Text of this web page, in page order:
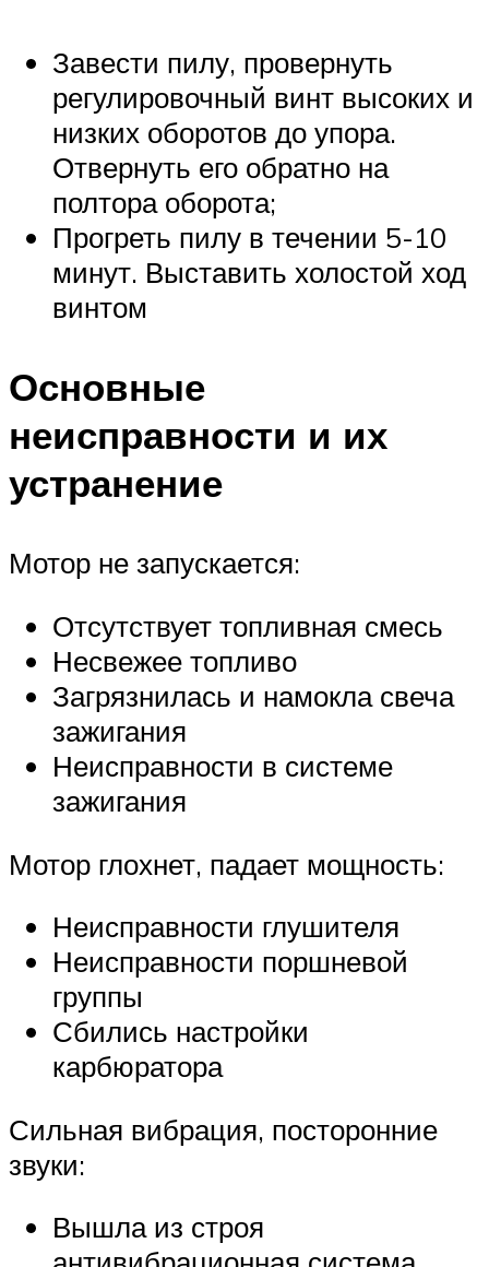
Завести пилу, провернуть
регулировочный винт высоких и
низких оборотов до упора.
Отвернуть его обратно на
полтора оборота;
Прогреть пилу в течении 5-10
минут. Выставить холостой ход
винтом
Основные
неисправности и их
устранение
Мотор не запускается:
Отсутствует топливная смесь
Несвежее топливо
Загрязнилась и намокла свеча
зажигания
Неисправности в системе
зажигания
Мотор глохнет, падает мощность:
Неисправности глушителя
Неисправности поршневой
группы
Сбились настройки
карбюратора
Сильная вибрация, посторонние
звуки:
Вышла из строя